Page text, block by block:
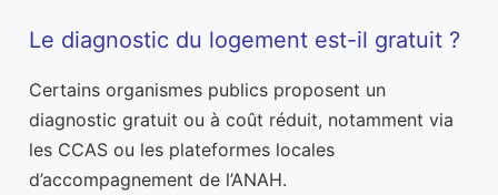
Le diagnostic du logement est-il gratuit ?
Certains organismes publics proposent un
diagnostic gratuit ou à coût réduit, notamment via
les CCAS ou les plateformes locales
d’accompagnement de l’ANAH.